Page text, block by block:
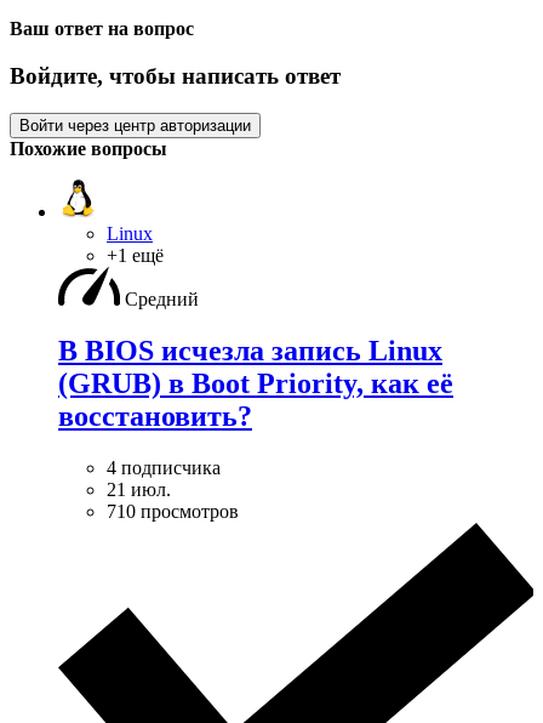
Ваш ответ на вопрос
Войдите, чтобы написать ответ
Войти через центр авторизации
Похожие вопросы
Linux
+1 ещё
Средний
В BIOS исчезла запись Linux
(GRUB) в Boot Priority, как её
восстановить?
4 подписчика
21 июл.
710 просмотров